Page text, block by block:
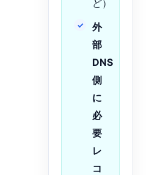
ど）
外
部
DNS
側
に
必
要
レ
コ